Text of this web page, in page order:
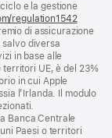
e la gestione
regulation1542(si
apre
di assicurazione
salvo diversa
in base alle
territori UE, è del 23%
in cui Apple
l’Irlanda. Il modulo
Banca Centrale
Paesi o territori